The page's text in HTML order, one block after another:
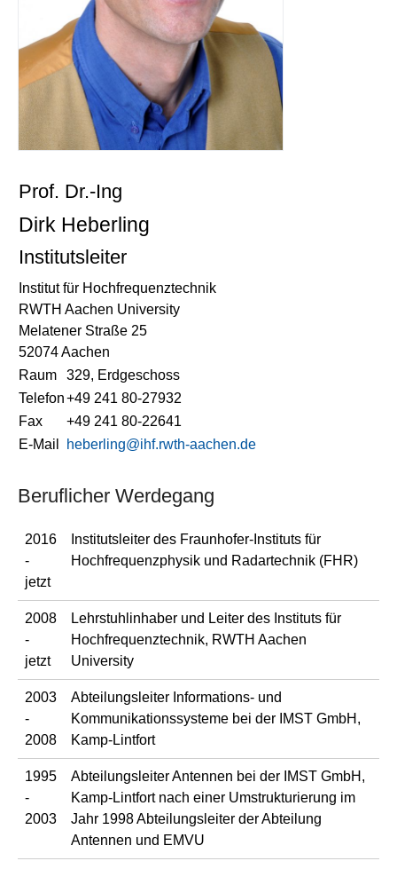
Prof. Dr.-Ing
Dirk Heberling
Institutsleiter
Institut für Hochfrequenztechnik
RWTH Aachen University
Melatener Straße 25
52074 Aachen
Raum
329, Erdgeschoss
Telefon+49 241 80-27932
Fax
+49 241 80-22641
E-Mail
heberling@ihf.rwth-aachen.de
Beruflicher Werdegang
2016
-
jetzt
Institutsleiter des Fraunhofer-Instituts für
Hochfrequenzphysik und Radartechnik (FHR)
2008
-
jetzt
Lehrstuhlinhaber und Leiter des Instituts für
Hochfrequenztechnik, RWTH Aachen
University
2003
-
2008
Abteilungsleiter Informations- und
Kommunikationssysteme bei der IMST GmbH,
Kamp-Lintfort
1995
-
2003
Abteilungsleiter Antennen bei der IMST GmbH,
Kamp-Lintfort nach einer Umstrukturierung im
Jahr 1998 Abteilungsleiter der Abteilung
Antennen und EMVU